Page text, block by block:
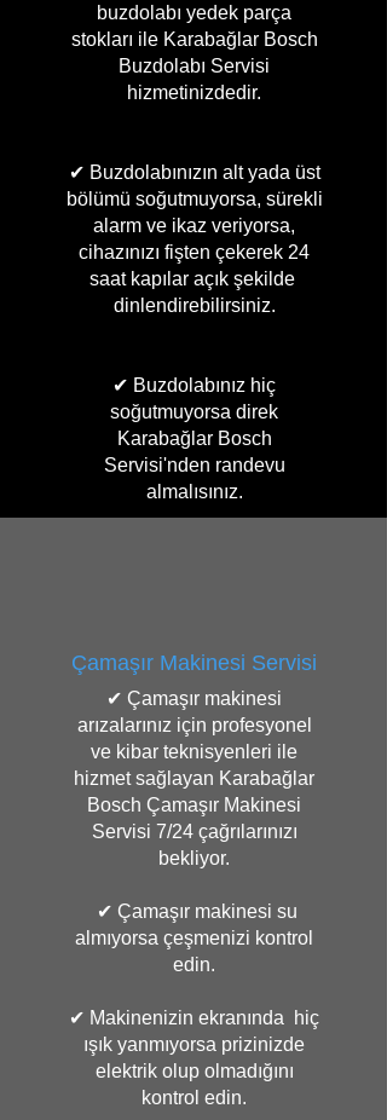
buzdolabı yedek parça
stokları ile Karabağlar Bosch
Buzdolabı Servisi
hizmetinizdedir.
✔ Buzdolabınızın alt yada üst
bölümü soğutmuyorsa, sürekli
alarm ve ikaz veriyorsa,
cihazınızı fişten çekerek 24
saat kapılar açık şekilde
dinlendirebilirsiniz.
✔ Buzdolabınız hiç
soğutmuyorsa direk
Karabağlar Bosch
Servisi'nden randevu
almalısınız.
Çamaşır Makinesi Servisi
✔ Çamaşır makinesi
arızalarınız için profesyonel
ve kibar teknisyenleri ile
hizmet sağlayan Karabağlar
Bosch Çamaşır Makinesi
Servisi 7/24 çağrılarınızı
bekliyor.
✔ Çamaşır makinesi su
almıyorsa çeşmenizi kontrol
edin.
✔ Makinenizin ekranında hiç
ışık yanmıyorsa prizinizde
elektrik olup olmadığını
kontrol edin.